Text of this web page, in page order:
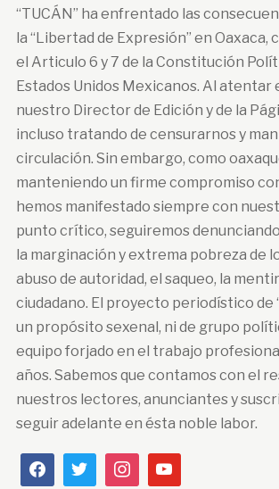
“TUCÁN” ha enfrentado las
la “Libertad de Expresión” en Oaxaca,
el Articulo 6 y 7 de la Constitución
Estados Unidos Mexicanos. Al atentar
nuestro Director de Edición y de la
incluso tratando de censurarnos y
circulación. Sin embargo, como
manteniendo un firme compromiso
hemos manifestado siempre con
punto crítico, seguiremos
la marginación y extrema pobreza de
abuso de autoridad, el saqueo, la
ciudadano. El proyecto periodístico de
un propósito sexenal, ni de grupo
equipo forjado en el trabajo
años. Sabemos que contamos con el
nuestros lectores, anunciantes y
seguir adelante en ésta noble labor.